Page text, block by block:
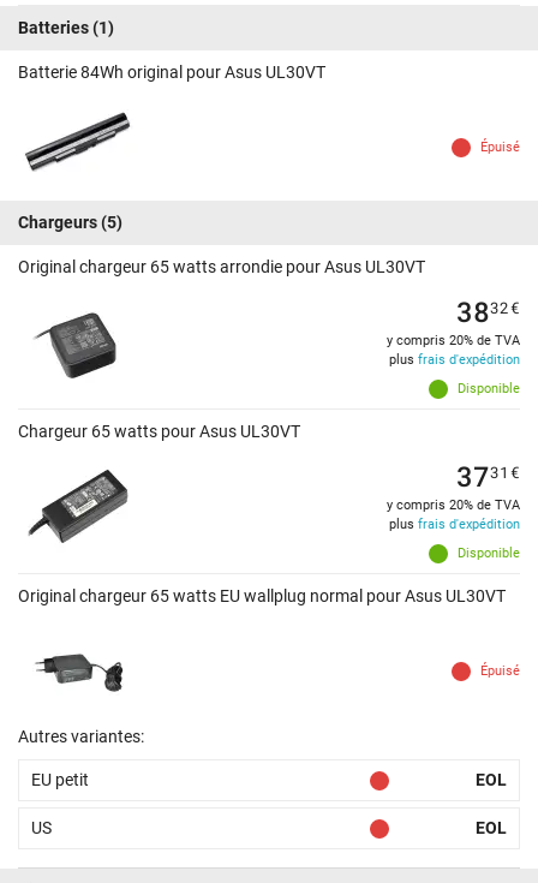
Batteries(1)
Batterie 84Wh original pour Asus UL30VT
Épuisé
Chargeurs(5)
Original chargeur 65 watts arrondie pour Asus UL30VT
Disponible
3832€
y compris 20% de TVA
plus frais d'expédition
Chargeur 65 watts pour Asus UL30VT
Disponible
3731 €
y compris 20% de TVA
plus frais d'expédition
Original chargeur 65 watts EU wallplug normal pour Asus UL30VT
Épuisé
Autres variantes:
EU petit EOL
US EOL